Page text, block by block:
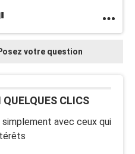
votre question
CLICS
avec ceux qui